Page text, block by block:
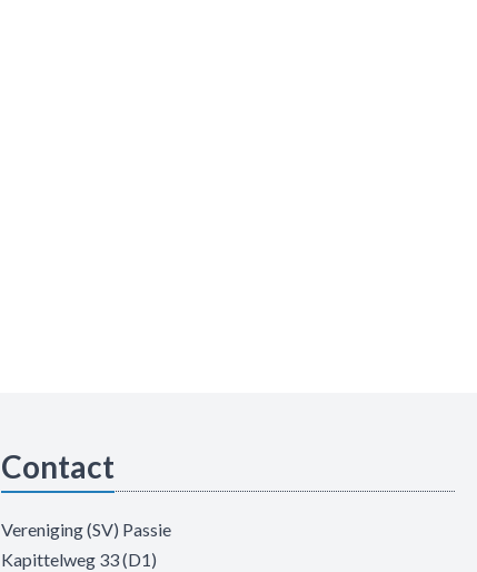
Contact
Vereniging (SV) Passie
Kapittelweg 33 (D1)